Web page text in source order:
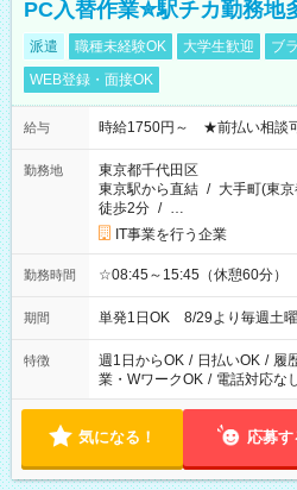
PC入替作業✮駅チカ勤務地
派遣 職種未経験OK 大学生歓迎
ブ
WEB登録・面接OK
給与 時給1750円～ ★前払い相談可
勤務地
東京都千代田区
東京駅から直結 / 大手町(東
徒歩2分 / …
IT事業を行う企業
勤務時間 ☆08:45～15:45（休憩60分）
期間 単発1日OK 8/29より毎週土曜
特徴 週1日からOK / 日払いOK / 履
業・WワークOK / 電話対応な
気になる！ 応募す